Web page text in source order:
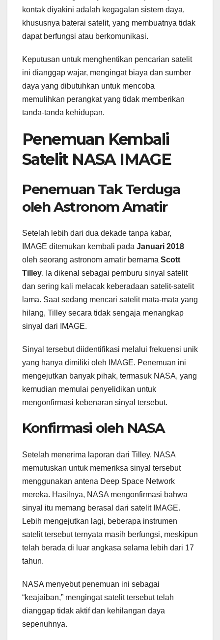
kontak diyakini adalah kegagalan sistem daya,
khususnya baterai satelit, yang membuatnya tidak
dapat berfungsi atau berkomunikasi.
Keputusan untuk menghentikan pencarian satelit
ini dianggap wajar, mengingat biaya dan sumber
daya yang dibutuhkan untuk mencoba
memulihkan perangkat yang tidak memberikan
tanda-tanda kehidupan.
Penemuan Kembali
Satelit NASA IMAGE
Penemuan Tak Terduga
oleh Astronom Amatir
Setelah lebih dari dua dekade tanpa kabar,
IMAGE ditemukan kembali pada Januari 2018
oleh seorang astronom amatir bernama Scott
Tilley. Ia dikenal sebagai pemburu sinyal satelit
dan sering kali melacak keberadaan satelit-satelit
lama. Saat sedang mencari satelit mata-mata yang
hilang, Tilley secara tidak sengaja menangkap
sinyal dari IMAGE.
Sinyal tersebut diidentifikasi melalui frekuensi unik
yang hanya dimiliki oleh IMAGE. Penemuan ini
mengejutkan banyak pihak, termasuk NASA, yang
kemudian memulai penyelidikan untuk
mengonfirmasi kebenaran sinyal tersebut.
Konfirmasi oleh NASA
Setelah menerima laporan dari Tilley, NASA
memutuskan untuk memeriksa sinyal tersebut
menggunakan antena Deep Space Network
mereka. Hasilnya, NASA mengonfirmasi bahwa
sinyal itu memang berasal dari satelit IMAGE.
Lebih mengejutkan lagi, beberapa instrumen
satelit tersebut ternyata masih berfungsi, meskipun
telah berada di luar angkasa selama lebih dari 17
tahun.
NASA menyebut penemuan ini sebagai
“keajaiban,” mengingat satelit tersebut telah
dianggap tidak aktif dan kehilangan daya
sepenuhnya.